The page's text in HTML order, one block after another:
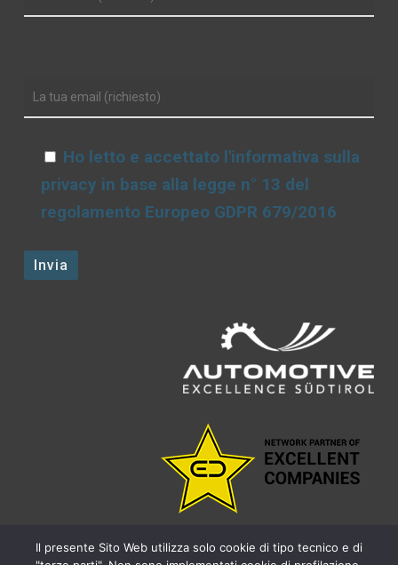
Ho letto e accettato l'informativa sulla
privacy in base alla legge n° 13 del
regolamento Europeo GDPR 679/2016
Il presente Sito Web utilizza solo cookie di tipo tecnico e di